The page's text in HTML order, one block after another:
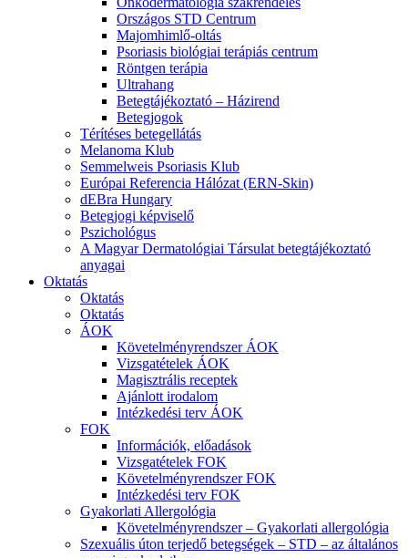
Országos STD Centrum
Majomhimlő-oltás
Psoriasis biológiai terápiás centrum
Röntgen terápia
Ultrahang
Betegtájékoztató – Házirend
Betegjogok
Térítéses betegellátás
Melanoma Klub
Semmelweis Psoriasis Klub
Európai Referencia Hálózat (ERN-Skin)
dEBra Hungary
Betegjogi képviselő
Pszichológus
A Magyar Dermatológiai Társulat betegtájékoztató
anyagai
Oktatás
Oktatás
Oktatás
ÁOK
Követelményrendszer ÁOK
Vizsgatételek ÁOK
Magisztrális receptek
Ajánlott irodalom
Intézkedési terv ÁOK
FOK
Információk, előadások
Vizsgatételek FOK
Követelményrendszer FOK
Intézkedési terv FOK
Gyakorlati Allergológia
Követelményrendszer – Gyakorlati allergológia
Szexuális úton terjedő betegségek – STD – az általános